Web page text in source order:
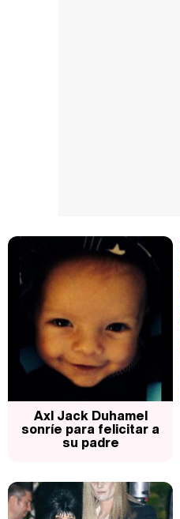
Axl Jack Duhamel
sonríe para felicitar a
su padre